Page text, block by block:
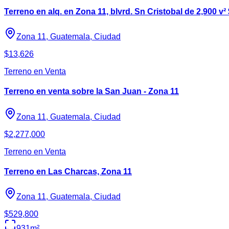
Terreno en alq. en Zona 11, blvrd. Sn Cristobal de 2,900 v²
Zona 11, Guatemala, Ciudad
$13,626
Terreno en Venta
Terreno en venta sobre la San Juan - Zona 11
Zona 11, Guatemala, Ciudad
$2,277,000
Terreno en Venta
Terreno en Las Charcas, Zona 11
Zona 11, Guatemala, Ciudad
$529,800